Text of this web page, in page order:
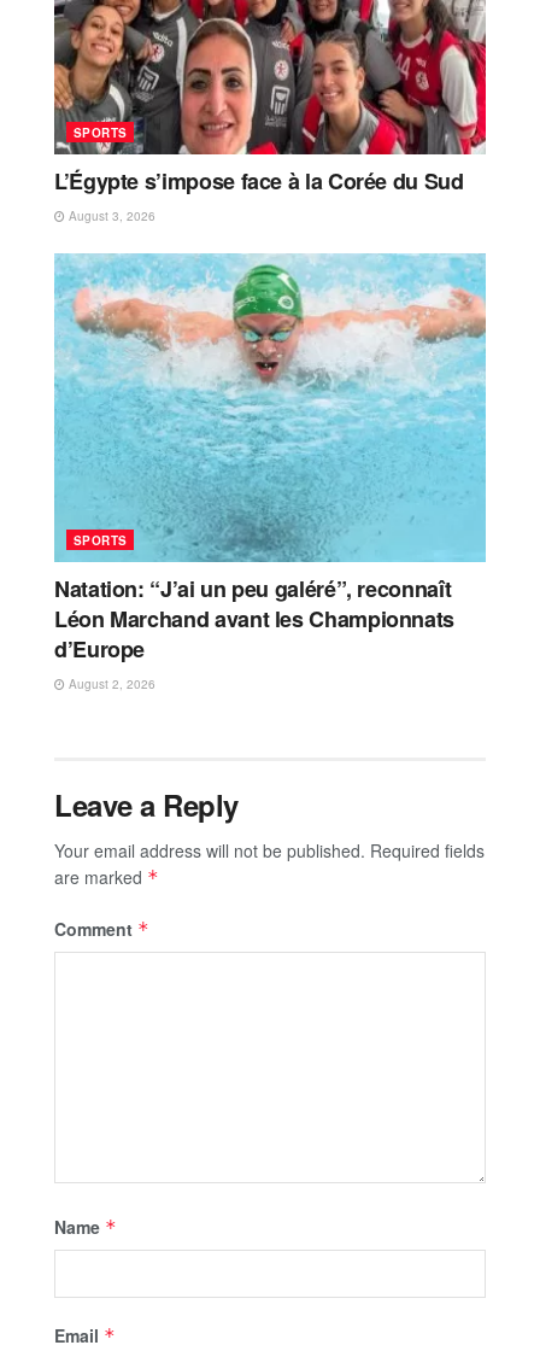
SPORTS
L’Égypte s’impose face à la Corée du Sud
August 3, 2026
SPORTS
Natation: “J’ai un peu galéré”, reconnaît
Léon Marchand avant les Championnats
d’Europe
August 2, 2026
Leave a Reply
Your email address will not be published. Required fields
are marked *
Comment *
Name *
Email *